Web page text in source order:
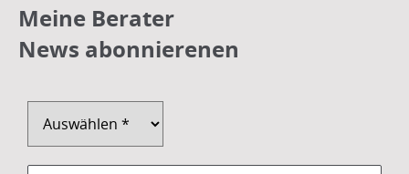
Meine Berater
News abonnierenen